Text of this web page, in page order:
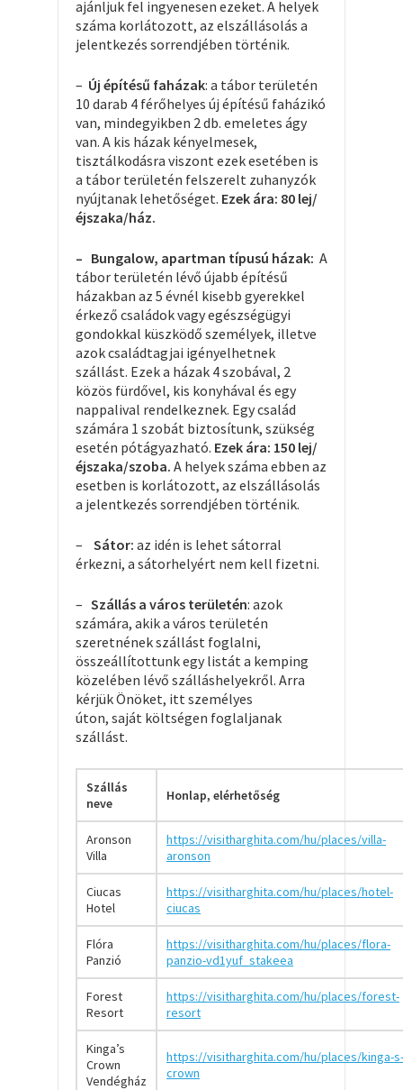
ajánljuk fel ingyenesen ezeket. A helyek
száma korlátozott, az elszállásolás a
jelentkezés sorrendjében történik.
– Új építésű faházak: a tábor területén
10 darab 4 férőhelyes új építésű faházikó
van, mindegyikben 2 db. emeletes ágy
van. A kis házak kényelmesek,
tisztálkodásra viszont ezek esetében is
a tábor területén felszerelt zuhanyzók
nyújtanak lehetőséget. Ezek ára: 80 lej/
éjszaka/ház.
– Bungalow, apartman típusú házak: A
tábor területén lévő újabb építésű
házakban az 5 évnél kisebb gyerekkel
érkező családok vagy egészségügyi
gondokkal küszködő személyek, illetve
azok családtagjai igényelhetnek
szállást. Ezek a házak 4 szobával, 2
közös fürdővel, kis konyhával és egy
nappalival rendelkeznek. Egy család
számára 1 szobát biztosítunk, szükség
esetén pótágyazható. Ezek ára: 150 lej/
éjszaka/szoba. A helyek száma ebben az
esetben is korlátozott, az elszállásolás
a jelentkezés sorrendjében történik.
– Sátor: az idén is lehet sátorral
érkezni, a sátorhelyért nem kell fizetni.
– Szállás a város területén: azok
számára, akik a város területén
szeretnének szállást foglalni,
összeállítottunk egy listát a kemping
közelében lévő szálláshelyekről. Arra
kérjük Önöket, itt személyes
úton, saját költségen foglaljanak
szállást.
Szállás
neve
Honlap, elérhetőség
Aronson
Villa
https://visitharghita.com/hu/places/villa-
aronson
Ciucas
Hotel
https://visitharghita.com/hu/places/hotel-
ciucas
Flóra
Panzió
https://visitharghita.com/hu/places/flora-
panzio-vd1yuf_stakeea
Forest
Resort
https://visitharghita.com/hu/places/forest-
resort
Kinga’s
Crown
Vendégház
https://visitharghita.com/hu/places/kinga-s-
crown